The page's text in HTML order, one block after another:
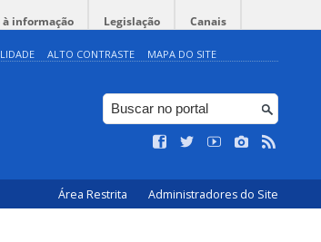
à informação Legislação Canais
ALTO CONTRASTE MAPA DO SITE
Área Restrita Administradores do Site